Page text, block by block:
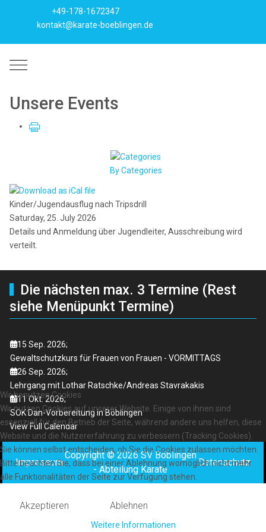
+49-178-1672347
kontakt@karate-boeblingen.de
Mobile Menu Toggle
Unsere Events
By Categories
Kinder/Jugendausflug nach Tripsdrill
Saturday, 25. July 2026
Details und Anmeldung über Jugendleiter, Ausschreibung wird
verteilt.
Die nächsten max. 3 Termine (Rest
siehe Menüpunkt Termine)
15 Sep. 2026;
Gewaltschutzkurs für Frauen von Frauen - VORMITTAGS
26 Sep. 2026;
Lehrgang mit Lothar Ratschke/Andreas Stavrakakis
11 Okt. 2026;
SOK Dan-Vorbereitung in Böblingen
View Full Calendar
Impressum
Copyright © 2026 SV Böblingen
- Abteilung Karate
Datenschutz
Wir benutzen Cookies
Wir nutzen Cookies auf unserer Website. Einige von ihnen sind
essenziell für den Betrieb der Seite, während andere uns helfen, diese
Website und die Nutzererfahrung zu verbessern (Tracking Cookies).
Sie können selbst entscheiden, ob Sie die Cookies zulassen möchten.
Bitte beachten Sie, dass bei einer Ablehnung womöglich nicht mehr
alle Funktionalitäten der Seite zur Verfügung stehen.
Akzeptieren Ablehnen
Weitere Informationen